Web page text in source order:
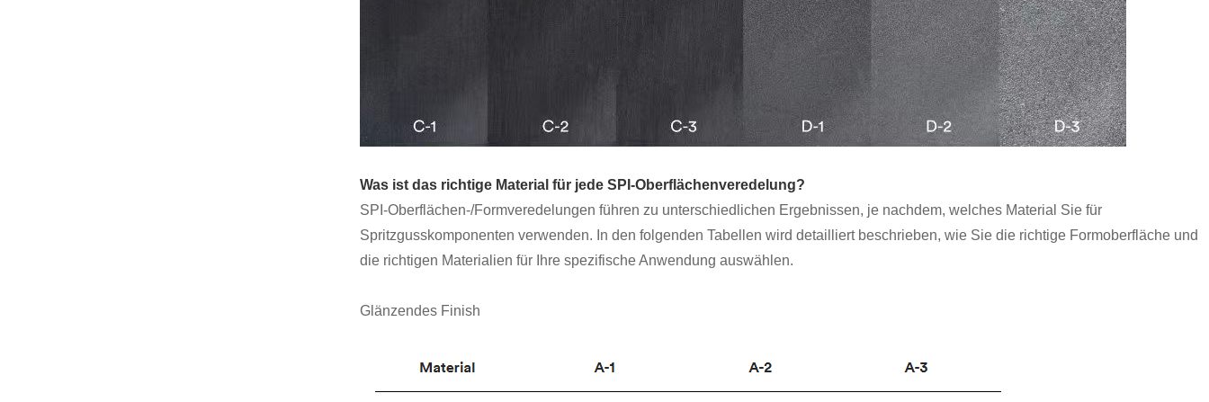
Was ist das richtige Material für jede SPI-Oberflächenveredelung?
SPI-Oberflächen-/Formveredelungen führen zu unterschiedlichen Ergebnissen, je nachdem, welches Material Sie für
Spritzgusskomponenten verwenden. In den folgenden Tabellen wird detailliert beschrieben, wie Sie die richtige Formoberfläche und
die richtigen Materialien für Ihre spezifische Anwendung auswählen.
Glänzendes Finish